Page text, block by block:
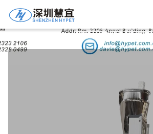
उत्पादों का विवरण